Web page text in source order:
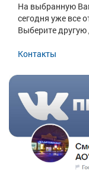
На выбранную
сегодня уже все
Выберите другую
Контакты